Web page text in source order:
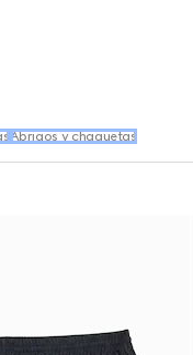
Abrigos y chaquetas